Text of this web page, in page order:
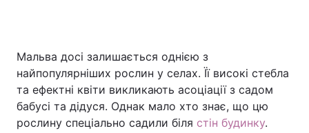
Головна Війна
Україна Політика
Мальва досі залишається однією з
найпопулярніших рослин у селах. Її високі стебла
та ефектні квіти викликають асоціації з садом
бабусі та дідуся. Однак мало хто знає, що цю
рослину спеціально садили біля стін будинку.